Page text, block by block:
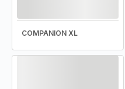
COMPANION XL